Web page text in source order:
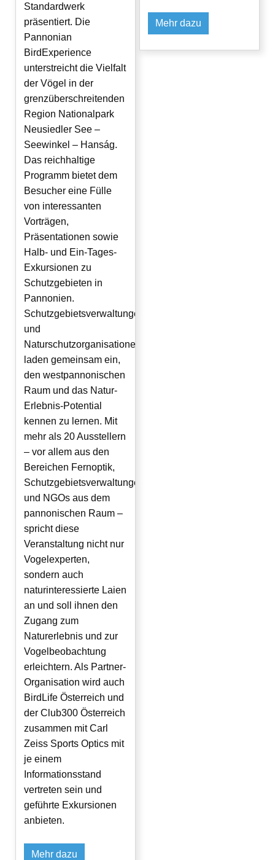
Standardwerk
präsentiert. Die
Pannonian
BirdExperience
unterstreicht die Vielfalt
der Vögel in der
grenzüberschreitenden
Region Nationalpark
Neusiedler See –
Seewinkel – Hanság.
Das reichhaltige
Programm bietet dem
Besucher eine Fülle
von interessanten
Vorträgen,
Präsentationen sowie
Halb- und Ein-Tages-
Exkursionen zu
Schutzgebieten in
Pannonien.
Schutzgebietsverwaltungen
und
Naturschutzorganisationen
laden gemeinsam ein,
den westpannonischen
Raum und das Natur-
Erlebnis-Potential
kennen zu lernen. Mit
mehr als 20 Ausstellern
– vor allem aus den
Bereichen Fernoptik,
Schutzgebietsverwaltungen
und NGOs aus dem
pannonischen Raum –
spricht diese
Veranstaltung nicht nur
Vogelexperten,
sondern auch
naturinteressierte Laien
an und soll ihnen den
Zugang zum
Naturerlebnis und zur
Vogelbeobachtung
erleichtern. Als Partner-
Organisation wird auch
BirdLife Österreich und
der Club300 Österreich
zusammen mit Carl
Zeiss Sports Optics mit
je einem
Informationsstand
vertreten sein und
geführte Exkursionen
anbieten.
Mehr dazu
Mehr dazu